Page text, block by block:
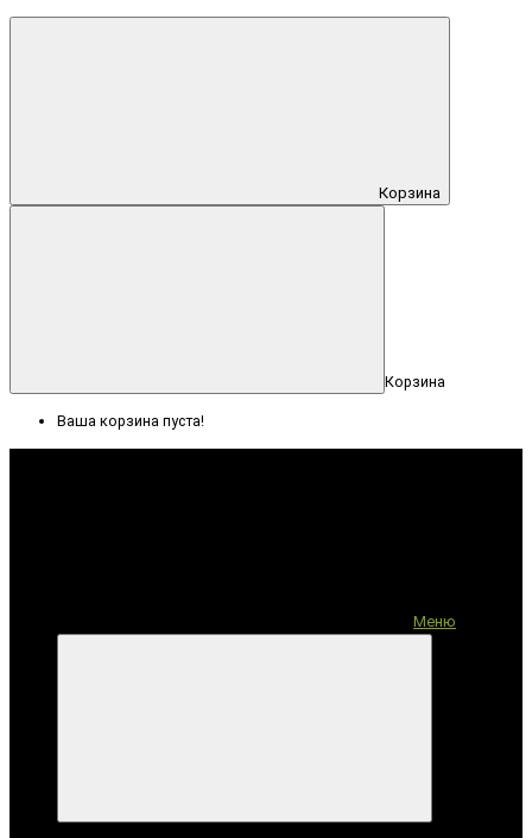
Корзина
Корзина
Ваша корзина пуста!
Меню